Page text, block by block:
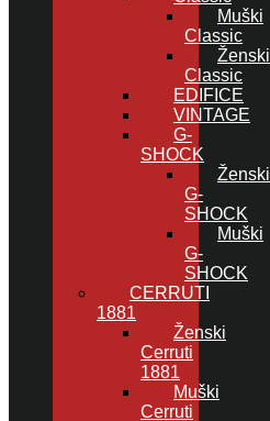
Muški
Classic
Ženski
Classic
EDIFICE
VINTAGE
G-
SHOCK
Ženski
G-
SHOCK
Muški
G-
SHOCK
CERRUTI
1881
Ženski
Cerruti
1881
Muški
Cerruti